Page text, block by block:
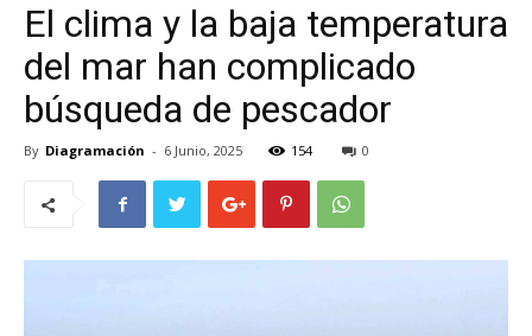
El clima y la baja temperatura
del mar han complicado
búsqueda de pescador
By Diagramación - 6 Junio, 2025 154 0